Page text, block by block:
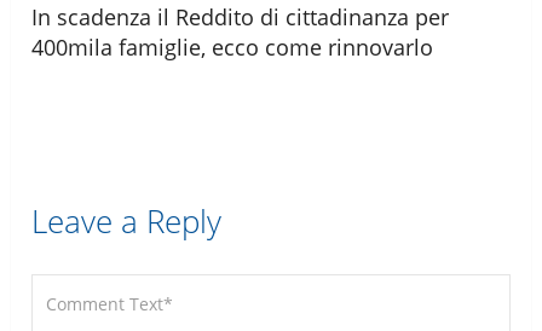
In scadenza il Reddito di cittadinanza per
400mila famiglie, ecco come rinnovarlo
Leave a Reply